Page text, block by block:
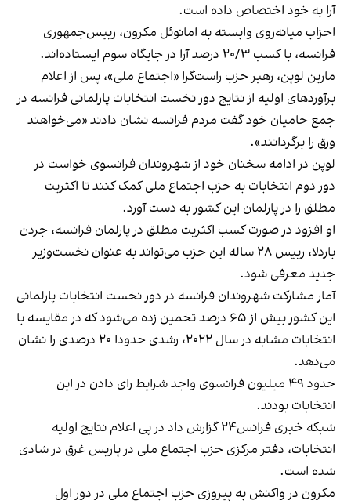
آرا به خود اختصاص داده است.
احزاب میانه‌روی وابسته به امانوئل مکرون، رییس‌جمهوری
فرانسه، با کسب ۲۰/۳ درصد آرا در جایگاه سوم ایستاده‌اند.
مارین لوپن، رهبر حزب راست‎‌گرا «اجتماع ملی»، پس از اعلام
برآوردهای اولیه از نتایج دور نخست انتخابات پارلمانی فرانسه در
جمع حامیان خود گفت مردم فرانسه نشان دادند «می‌خواهند
ورق را برگردانند».
لوپن در ادامه سخنان خود از شهروندان فرانسوی خواست در
دور دوم انتخابات به حزب اجتماع ملی کمک ‌کنند تا اکثریت
مطلق را در پارلمان این کشور به دست آورد.
او افزود در صورت کسب اکثریت مطلق در پارلمان فرانسه، جردن
باردلا، رییس ۲۸ ساله این حزب می‌تواند به عنوان نخست‌وزیر
جدید معرفی شود.
آمار مشارکت شهروندان فرانسه در دور نخست انتخابات پارلمانی
این کشور بیش از ۶۵ درصد تخمین زده می‌شود که در مقایسه با
انتخابات مشابه در سال ۲۰۲۲، رشدی حدودا ۲۰ درصدی را نشان
می‌دهد.
حدود ۴۹ میلیون فرانسوی واجد شرایط رای دادن در این
انتخابات بودند.
شبکه خبری فرانس۲۴ گزارش داد در پی اعلام نتایج اولیه
انتخابات، دفتر مرکزی حزب اجتماع ملی در پاریس غرق در شادی
شده است.
مکرون در واکنش به پیروزی حزب اجتماع ملی در دور اول